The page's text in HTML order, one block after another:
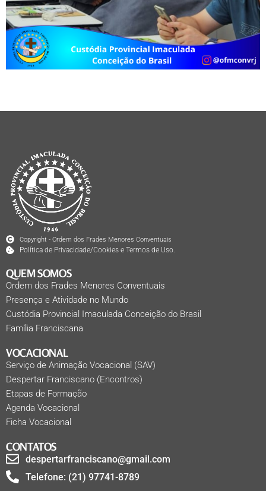
Copyright - Ordem dos Frades Menores Conventuais
Política de Privacidade/Cookies e Termos de Uso.
QUEM SOMOS
Ordem dos Frades Menores Conventuais
Presença e Atividade no Mundo
Custódia Provincial Imaculada Conceição do Brasil
Família Franciscana
VOCACIONAL
Serviço de Animação Vocacional (SAV)
Despertar Franciscano (Encontros)
Etapas de Formação
Agenda Vocacional
Ficha Vocacional
CONTATOS
despertarfranciscano@gmail.com
Telefone: (21) 97741-8789